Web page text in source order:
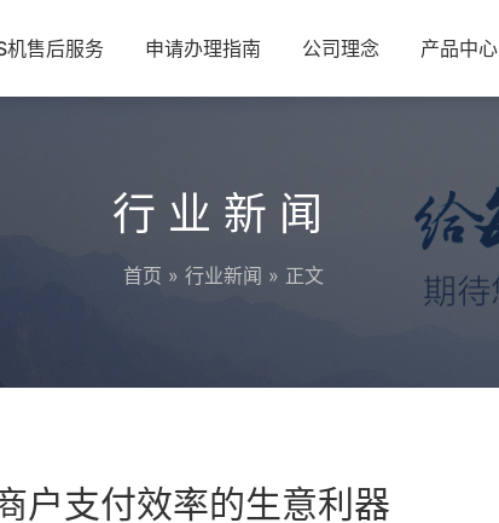
机售后服务 申请办理指南 公司理念 产品中心
行业新闻
首页 » 行业新闻 » 正文
户支付效率的生意利器